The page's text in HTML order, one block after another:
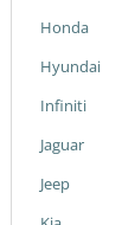
Honda
Hyundai
Infiniti
Jaguar
Jeep